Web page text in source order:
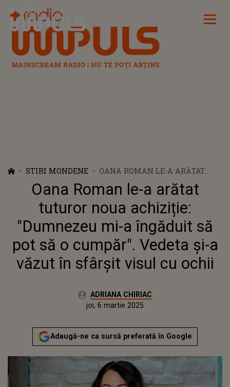
Radio Impuls
STIRI MONDENE
OANA ROMAN LE-A ARĂTAT
TUTUROR NOUA ACHIZIȚIE:
"DUMNEZEU MI-A ÎNGĂDUIT SĂ
POT SĂ O CUMPĂR". VEDETA ȘI-
A VĂZUT ÎN SFÂRȘIT VISUL CU
OCHII
Oana Roman le-a arătat
tuturor noua achiziție:
"Dumnezeu mi-a îngăduit să
pot să o cumpăr". Vedeta și-a
văzut în sfârșit visul cu ochii
Autor:ADRIANA CHIRIAC
Actualizat:
joi, 6 martie 2025
Adaugă-ne ca sursă preferată în Google